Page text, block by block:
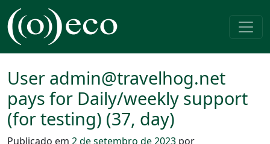
Pular para o conteúdo
Navegação principal
User admin@travelhog.net
pays for Daily/weekly support
(for testing) (37, day)
Publicado em 2 de setembro de 2023 por